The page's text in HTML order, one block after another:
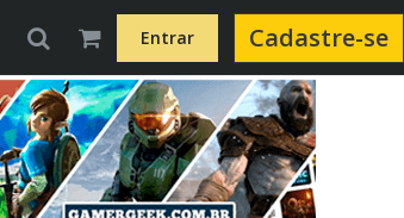
Entrar Cadastre-se